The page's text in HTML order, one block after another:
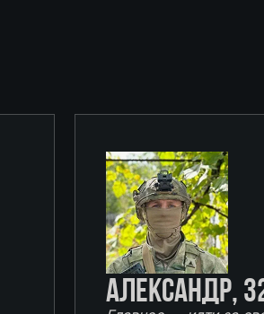
Александр,